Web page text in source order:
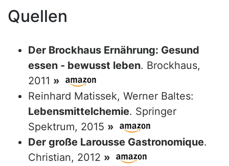
Quellen
Der Brockhaus Ernährung: Gesund
essen - bewusst leben. Brockhaus,
2011 »
Reinhard Matissek, Werner Baltes:
Lebensmittelchemie. Springer
Spektrum, 2015 »
Der große Larousse Gastronomique.
Christian, 2012 »